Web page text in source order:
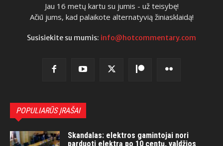
Jau 16 metų kartu su jumis - už teisybę!
Ačiū jums, kad palaikote alternatyvią žiniasklaidą!
Susisiekite su mumis: info@hotcommentary.com
POPULIARŪS ĮRAŠAI
Skandalas: elektros gamintojai nori
parduoti elektrą po 10 centų, valdžios